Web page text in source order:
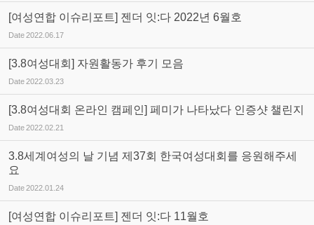
[여성연합 이슈리포트] 젠더 잇:다 2022년 6월호
Date2022.06.17
[3.8여성대회] 자원활동가 후기 모음
Date2022.03.23
[3.8여성대회 온라인 캠페인] 페미가 나타났다 인증샷 챌린지
Date2022.02.21
3.8세계여성의 날 기념 제37회 한국여성대회를 응원해주세
요
Date2022.01.24
[여성연합 이슈리포트] 젠더 잇:다 11월호